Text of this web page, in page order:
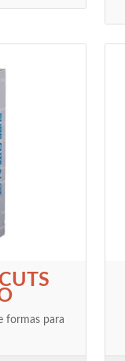
formas para